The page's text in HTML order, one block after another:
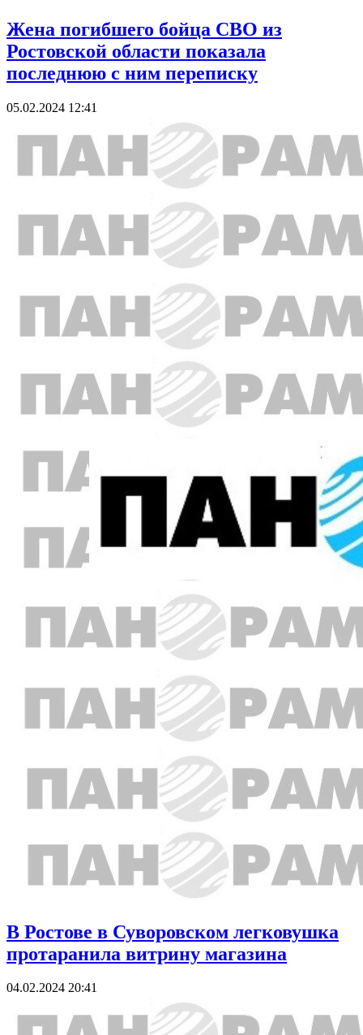
Жена погибшего бойца СВО из
Ростовской области показала
последнюю с ним переписку
05.02.2024 12:41
В Ростове в Суворовском легковушка
протаранила витрину магазина
04.02.2024 20:41